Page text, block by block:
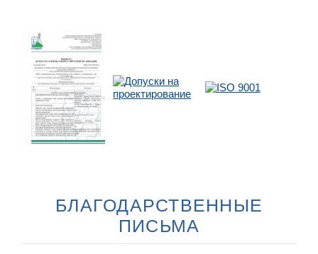
БЛАГОДАРСТВЕННЫЕ
ПИСЬМА